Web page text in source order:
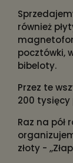
również
pocztówki,
bibeloty.
Przez te
200 tysięcy
Raz na
złoty -